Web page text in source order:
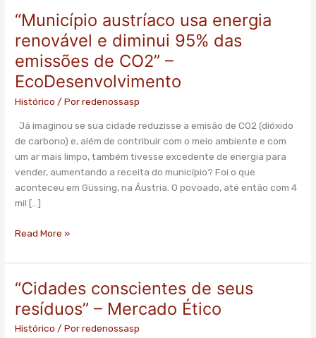
“Município austríaco usa energia
renovável e diminui 95% das
emissões de CO2” –
EcoDesenvolvimento
Histórico / Porredenossasp
Já imaginou se sua cidade reduzisse a emisão de CO2 (dióxido
de carbono) e, além de contribuir com o meio ambiente e com
um ar mais limpo, também tivesse excedente de energia para
vender, aumentando a receita do município? Foi o que
aconteceu em Güssing, na Áustria. O povoado, até então com 4
mil […]
“Município
usa
energia
renovável
95%
das
emissões
de
CO2”
–
Read More »
“Cidades conscientes de seus
resíduos” – Mercado Ético
Histórico / Porredenossasp
“Cidades
conscientes
de
seus